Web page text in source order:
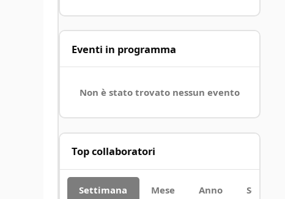
Eventi in programma
Non è stato trovato nessun evento
Top collaboratori
Settimana Mese Anno Sempre